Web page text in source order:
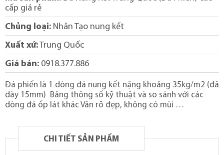
cấp giá rẻ
Chủng loại: Nhân Tạo nung kết
Xuất xứ:Trung Quốc
Giá bán: 0918.377.886
Đá phiến là 1 dòng đá nung kết nặng khoảng 35kg/m2 (đâ
dày 15mm) Bảng thông số kỹ thuật và so sánh với các
dòng đá ốp lát khác Vân rõ đẹp, không có mùi …
CHI TIẾT SẢN PHẨM